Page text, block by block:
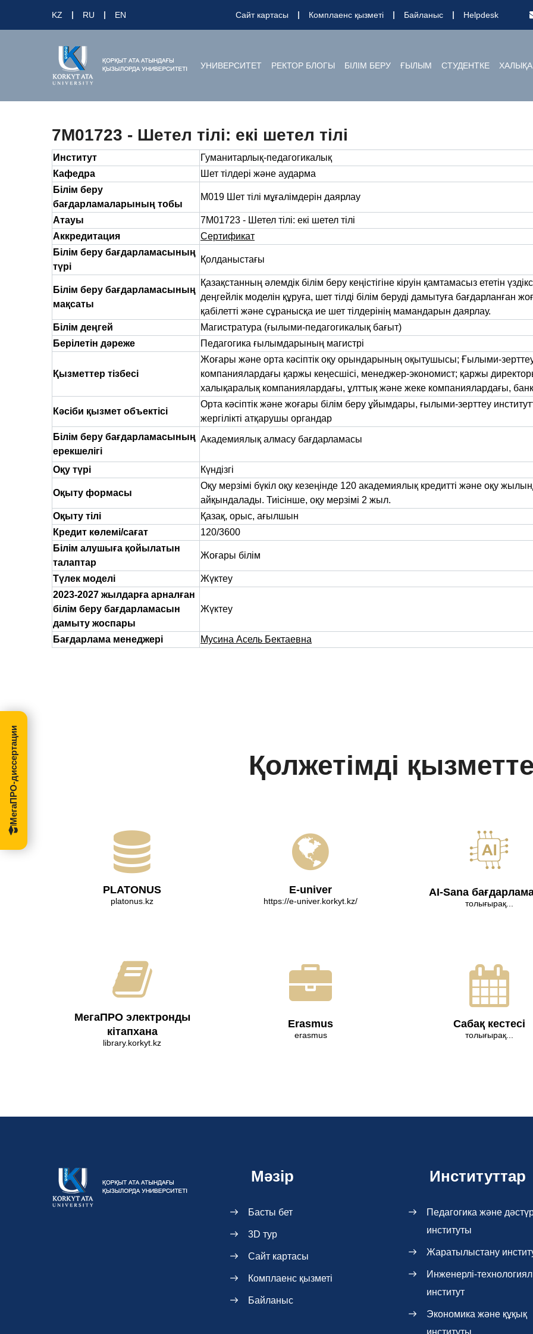
KZ RU EN Сайт картасы Комплаенс қызметі Байланыс Helpdesk
УНИВЕРСИТЕТ РЕКТОР БЛОГЫ БІЛІМ БЕРУ ҒЫЛЫМ СТУДЕНТКЕ
7М01723 - Шетел тілі: екі шетел тілі
Институт
Гуманитарлық-педагогикалық
Кафедра
Шет тілдері және аударма
Білім беру
бағдарламаларының тобы
M019 Шет тілі мұғалімдерін даярлау
Атауы
7М01723 - Шетел тілі: екі шетел тілі
Аккредитация
Сертификат
Білім беру бағдарламасының
түрі
Қолданыстағы
Білім беру бағдарламасының
мақсаты
Қазақстанның әлемдік білім беру кеңістігіне кіруін қамтамасыз ететін
деңгейлік моделін құруға, шет тілді білім беруді дамытуға бағдарланған
қабілетті және сұранысқа ие шет тілдерінің мамандарын даярлау.
Білім деңгей
Магистратура (ғылыми-педагогикалық бағыт)
Берілетін дәреже
Педагогика ғылымдарының магистрі
Қызметтер тізбесі
Жоғары және орта кәсіптік оқу орындарының оқытушысы; Ғылыми-
компаниялардағы қаржы кеңесшісі, менеджер-экономист; қаржы
халықаралық компаниялардағы, ұлттық және жеке компаниялардағы,
Кәсіби қызмет объектісі
Орта кәсіптік және жоғары білім беру ұйымдары, ғылыми-зерттеу
жергілікті атқарушы органдар
Білім беру бағдарламасының
ерекшелігі
Академиялық алмасу бағдарламасы
Оқу түрі Күндізгі
Оқыту формасы
Оқу мерзімі бүкіл оқу кезеңінде 120 академиялық кредитті және оқу
айқындалады. Тиісінше, оқу мерзімі 2 жыл.
Оқыту тілі
Қазақ, орыс, ағылшын
Кредит көлемі/сағат
120/3600
Білім алушыға қойылатын
талаптар
Жоғары білім
Түлек моделі
Жүктеу
2023-2027 жылдарға арналған
білім беру бағдарламасын
дамыту жоспары
Жүктеу
Бағдарлама менеджері Мусина Асель Бектаевна
Қолжетімді
PLATONUS
platonus.kz
E-univer
https://e-univer.korkyt.kz/
AI-Sana
толығырақ...
МегаПРО электронды
кітапхана
library.korkyt.kz
Erasmus
erasmus
Сабақ кестесі
толығырақ...
Мәзір
Басты бет
3D тур
Сайт картасы
Комплаенс қызметі
Байланыс
Институттар
Педагогика және
институты
Жаратылыстану
Инженерлі-
институт
Экономика және құқық
институты
МегаПРО-диссертации